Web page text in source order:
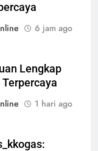
6 jam ago
Lengkap
1 hari ago